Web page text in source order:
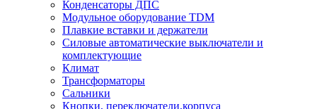
Конденсаторы ДПС
Модульное оборудование TDM
Плавкие вставки и держатели
Силовые автоматические выключатели и
комплектующие
Климат
Трансформаторы
Сальники
Кнопки, переключатели,корпуса